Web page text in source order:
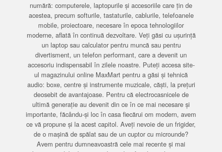
numără: computerele, laptopurile și accesoriile care țin de
acestea, precum softurile, tastaturile, cablurile, telefoanele
mobile, proiectoare, necesare în epoca tehnologiilor
moderne, aflată în continuă dezvoltare. Veți găsi cu ușurință
un laptop sau calculator pentru muncă sau pentru
divertisment, un telefon performant, care a devenit un
accesoriu indispensabil în zilele noastre. Puteți accesa site-
ul magazinului online MaxMart pentru a găsi și tehnică
audio: boxe, centre și instrumente muzicale, căști, la prețuri
deosebit de avantajoase. Pentru că electrocasnicele de
ultimă generație au devenit din ce în ce mai necesare și
importante, făcându-și loc în casa fiecărui om modern, avem
ce vă propune și la acest capitol. Aveți nevoie de un frigider,
de o mașină de spălat sau de un cuptor cu microunde?
Avem pentru dumneavoastră cele mai recente și mai